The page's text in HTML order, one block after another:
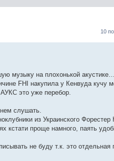
10
музыку на плохонькой акустике…
FHI накупила у Кенвуда кучу
это уже перебор.
слушать.
из Украинского
кстати проще намного, паять
не буду т.к. это отдельная